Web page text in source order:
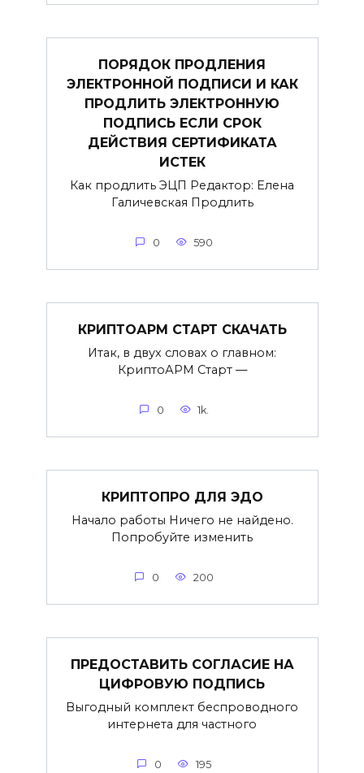
ПОРЯДОК ПРОДЛЕНИЯ
ЭЛЕКТРОННОЙ ПОДПИСИ И КАК
ПРОДЛИТЬ ЭЛЕКТРОННУЮ
ПОДПИСЬ ЕСЛИ СРОК
ДЕЙСТВИЯ СЕРТИФИКАТА
ИСТЕК
Как продлить ЭЦП Редактор: Елена
Галичевская Продлить
0 590
КРИПТОАРМ СТАРТ СКАЧАТЬ
Итак, в двух словах о главном:
КриптоАРМ Старт —
0 1k.
КРИПТОПРО ДЛЯ ЭДО
Начало работы Ничего не найдено.
Попробуйте изменить
0 200
ПРЕДОСТАВИТЬ СОГЛАСИЕ НА
ЦИФРОВУЮ ПОДПИСЬ
Выгодный комплект беспроводного
интернета для частного
0 195